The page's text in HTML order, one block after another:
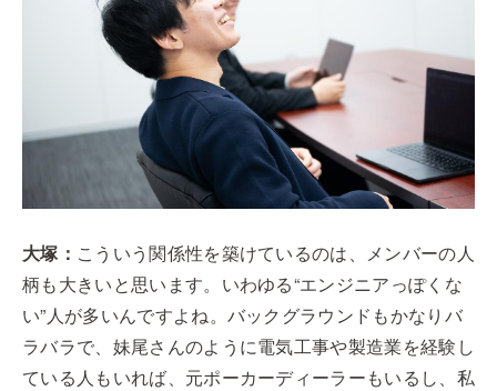
大塚： こういう関係性を築けているのは、メンバーの人
柄も大きいと思います。いわゆる“エンジニアっぽくな
い”人が多いんですよね。バックグラウンドもかなりバ
ラバラで、妹尾さんのように電気工事や製造業を経験し
ている人もいれば、元ポーカーディーラーもいるし、私